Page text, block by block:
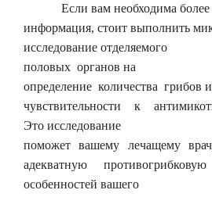
Если вам необходима более
информация, стоит выполнить
исследование отделяемого
половых органов на
определение количества грибов и
чувствительности к
Это исследование
поможет вашему лечащему
адекватную
особенностей вашего